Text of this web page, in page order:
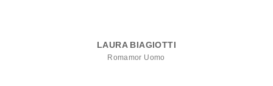
LAURA BIAGIOTTI
Romamor Uomo